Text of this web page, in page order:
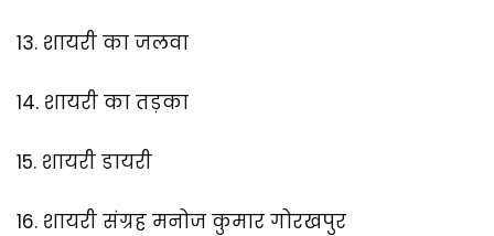
13. शायरी का जलवा
14. शायरी का तड़का
15. शायरी डायरी
16. शायरी संग्रह मनोज कुमार गोरखपुर